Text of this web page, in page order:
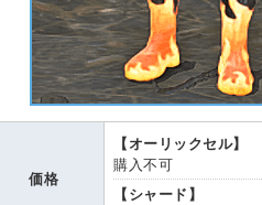
価格
【オーリックセル】
購入不可
【シャード】